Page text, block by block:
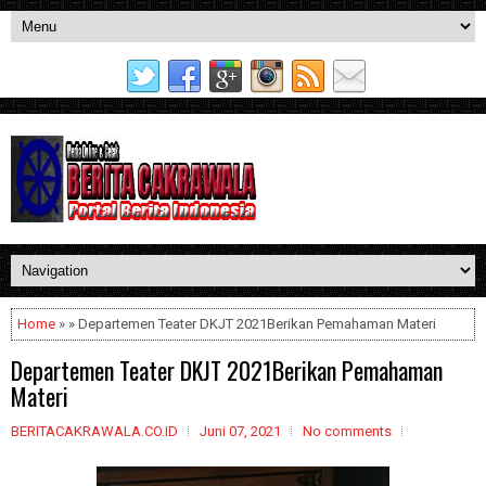
Home » » Departemen Teater DKJT 2021Berikan Pemahaman Materi
Departemen Teater DKJT 2021Berikan Pemahaman
Materi
BERITACAKRAWALA.CO.ID Juni 07, 2021 No comments